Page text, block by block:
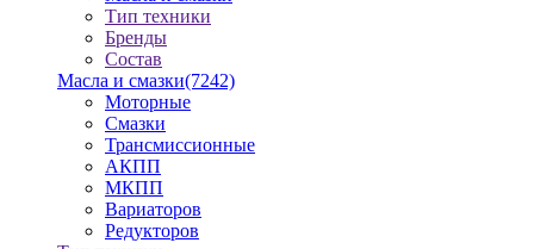
Тип техники
Бренды
Состав
Масла и смазки(7242)
Моторные
Смазки
Трансмиссионные
АКПП
МКПП
Вариаторов
Редукторов